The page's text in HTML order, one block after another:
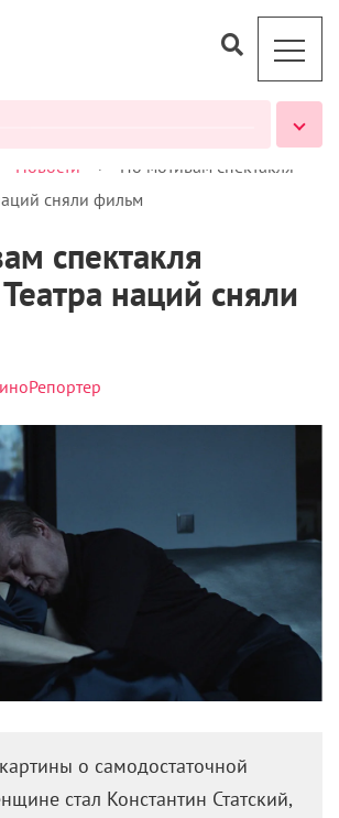
Новости >
По мотивам спектакля
сняли фильм
спектакля
наций сняли
о самодостаточной
стал Константин Статский,